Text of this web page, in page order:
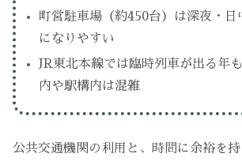
町営駐車場（約450台）は深夜・日
になりやすい
JR東北本線では臨時列車が出る年
内や駅構内は混雑
公共交通機関の利用と、時間に余裕を